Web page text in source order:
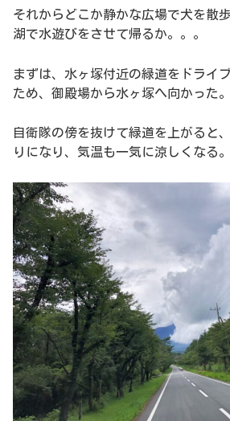
それからどこか静かな広場で犬を散
湖で水遊びをさせて帰るか。。。
まずは、水ヶ塚付近の緑道をドライ
ため、御殿場から水ヶ塚へ向かった。
自衛隊の傍を抜けて緑道を上がると
りになり、気温も一気に涼しくなる。